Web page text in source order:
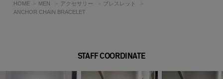
HOME MEN アクセサリー
ブレスレット
ANCHOR CHAIN BRACELET
STAFF COORDINATE